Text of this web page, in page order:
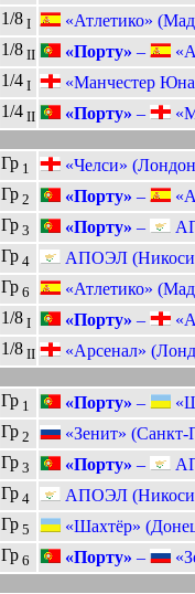
1/8I
«Атлетико»
1/8II «Порту» –
1/4I
«Манчестер
1/4II «Порту» –
Гр1
«Челси»
Гр2 «Порту» –
Гр3 «Порту» –
Гр4
АПОЭЛ
Гр6
«Атлетико»
1/8I «Порту» –
1/8II «Арсенал»
Гр1 «Порту» –
Гр2
«Зенит» (Санкт-
Гр3 «Порту» –
Гр4
АПОЭЛ
Гр5
«Шахтёр»
Гр6 «Порту» –